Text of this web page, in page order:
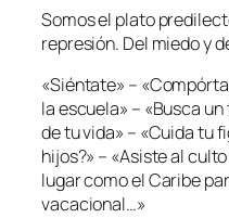
Somos el plato
represión. Del miedo y
«Siéntate» –
la escuela» – «Busca
de tu vida» – «Cuida tu
hijos?» – «Asiste al
lugar como el Caribe
vacacional…»